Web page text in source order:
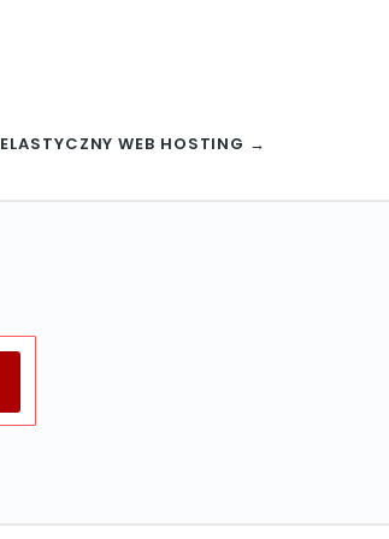
ELASTYCZNY WEB HOSTING →